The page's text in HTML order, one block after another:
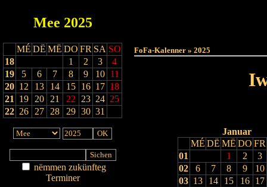
Mee 2025
MÉ DË MË DO FR SA SO
18
1 2 3
4
19
5 6 7 8 9 10
11
20 12 13 14 15 16 17 18
21
19 20 21 22 23 24 25
22 26 27 28 29 30 31
nëmmen zukünfteg
Terminer
FoFa-Kalenner » 2025
Januar
MÉ DË MË DO FR
01
1 2
3
02
6 7 8 9
10
03 13 14 15 16
17